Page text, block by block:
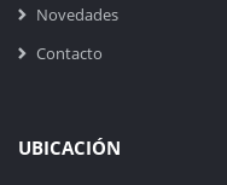
Novedades
Contacto
UBICACIÓN